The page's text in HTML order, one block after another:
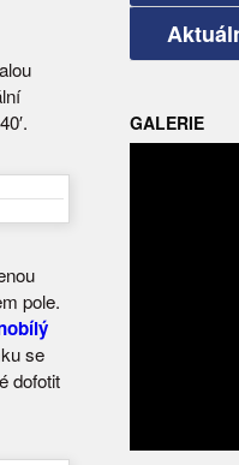
pole.
se
dofotit
GALERIE